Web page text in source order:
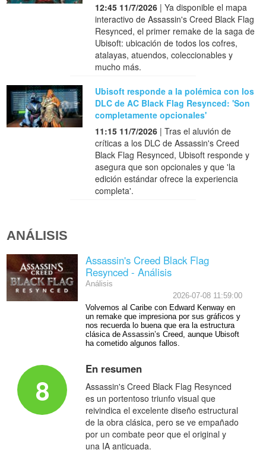
12:45 11/7/2026 | Ya disponible el mapa
interactivo de Assassin's Creed Black Flag
Resynced, el primer remake de la saga de
Ubisoft: ubicación de todos los cofres,
atalayas, atuendos, coleccionables y
mucho más.
Ubisoft responde a la polémica con los
DLC de AC Black Flag Resynced: 'Son
completamente opcionales'
11:15 11/7/2026 | Tras el aluvión de
críticas a los DLC de Assassin's Creed
Black Flag Resynced, Ubisoft responde y
asegura que son opcionales y que 'la
edición estándar ofrece la experiencia
completa'.
ANÁLISIS
Assassin's Creed Black Flag
Resynced - Análisis
Análisis
2026-07-08 11:59:00
Volvemos al Caribe con Edward Kenway en
un remake que impresiona por sus gráficos y
nos recuerda lo buena que era la estructura
clásica de Assassin’s Creed, aunque Ubisoft
ha cometido algunos fallos.
8
En resumen
Assassin's Creed Black Flag Resynced
es un portentoso triunfo visual que
reivindica el excelente diseño estructural
de la obra clásica, pero se ve empañado
por un combate peor que el original y
una IA anticuada.